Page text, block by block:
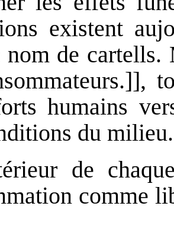
existent
nom de
humains
du milieu.
de
comme